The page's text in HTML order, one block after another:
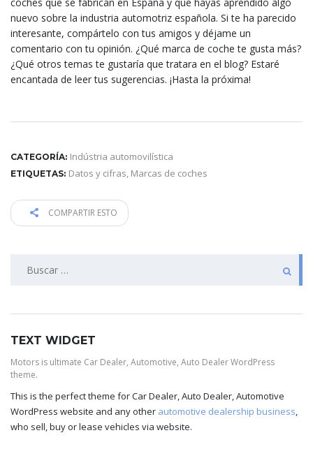
nuevo sobre la industria automotriz española. Si te ha parecido
interesante, compártelo con tus amigos y déjame un
comentario con tu opinión. ¿Qué marca de coche te gusta más?
¿Qué otros temas te gustaría que tratara en el blog? Estaré
encantada de leer tus sugerencias. ¡Hasta la próxima!
CATEGORÍA: Indústria automovilística
ETIQUETAS: Datos y cifras, Marcas de coches
COMPARTIR ESTO
TEXT WIDGET
Motors is ultimate Car Dealer, Automotive, Auto Dealer WordPress
theme.
This is the perfect theme for Car Dealer, Auto Dealer, Automotive
WordPress website and any other automotive dealership business,
who sell, buy or lease vehicles via website.